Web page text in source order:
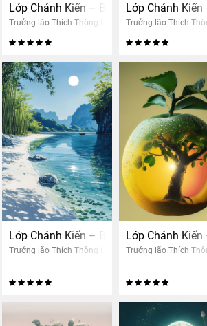
Lớp Chánh Kiến – Buổi 16: Tri kiến giải
Trưởng lão Thích Thông Lạc
Lớp Chánh
Trưởng lão Thích
Lớp Chánh Kiến – Buổi 10: Trung Tâm
Trưởng lão Thích Thông Lạc
Lớp Chánh
Trưởng lão Thích